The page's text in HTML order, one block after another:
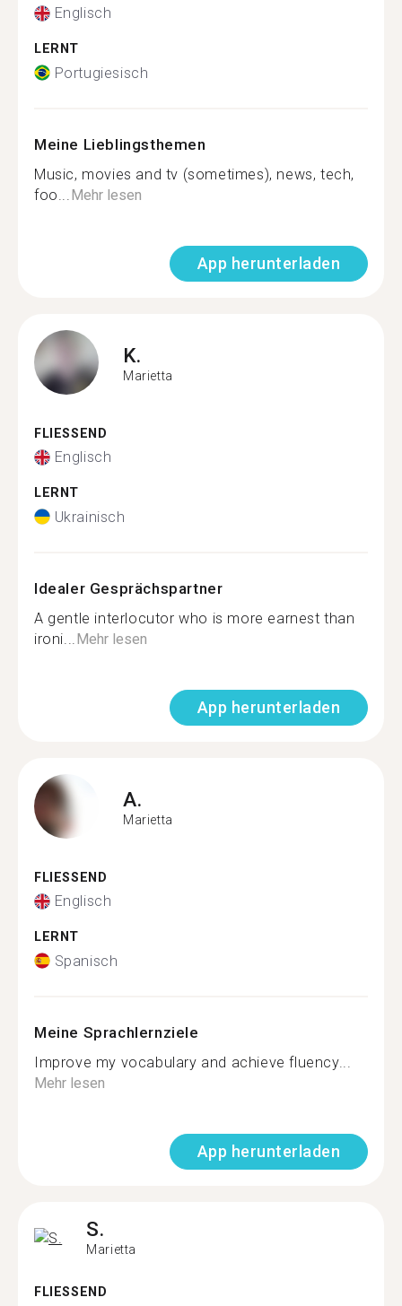
Englisch
LERNT
Portugiesisch
Meine Lieblingsthemen
Music, movies and tv (sometimes), news, tech,
foo... Mehr lesen
App herunterladen
K.
Marietta
FLIESSEND
Englisch
LERNT
Ukrainisch
Idealer Gesprächspartner
A gentle interlocutor who is more earnest than
ironi... Mehr lesen
App herunterladen
A.
Marietta
FLIESSEND
Englisch
LERNT
Spanisch
Meine Sprachlernziele
Improve my vocabulary and achieve fluency...
Mehr lesen
App herunterladen
S.
Marietta
FLIESSEND